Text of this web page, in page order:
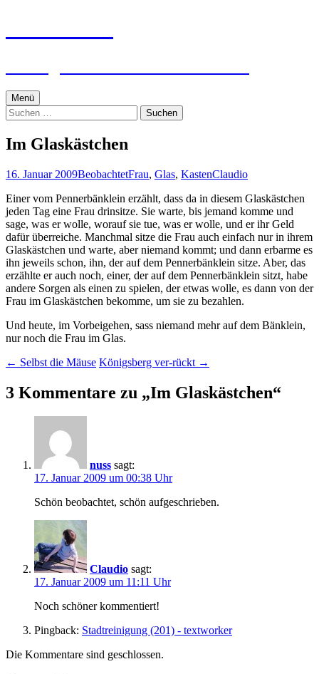
Menü
Suchen
nach:
Im Glaskästchen
16. Januar 2009BeobachtetFrau, Glas, KastenClaudio
Einer vom Pennerbänklein erzählt, dass da in diesem Glaskästchen
jeden Tag eine Frau drinsitze. Sie warte, bis jemand komme und
sage, was er wolle, worauf sie tue, was er wolle, und er ihr Geld
dafür überreiche. Manchmal sitze die Frau auch einfach nur in ihrem
Glaskästchen und warte, aber niemand kommt; und dann erbarme es
ihn jeweils schon, ihn, der auf dem Pennerbänklein sitze. Aber, das
erzählte er auch noch, einer, der auf dem Pennerbänklein sitzt, habe
andere Sorgen als einen zu spielen, der etwas wolle, es dann von der
Frau im Glaskästchen bekomme, um sie zu bezahlen.
Und heute, im Vorbeigehen, sass niemand mehr auf dem Bänklein,
nur noch die Frau im Glas.
Beitragsnavigation
← Selbst die Mäuse Königsberg ver-rückt →
3 Kommentare zu „Im Glaskästchen“
nuss sagt:
17. Januar 2009 um 00:38 Uhr
Schön beobachtet, schön aufgeschrieben.
Claudio sagt:
17. Januar 2009 um 11:11 Uhr
Noch schöner kommentiert!
Pingback: Stadtreinigung (201) - textworker
Die Kommentare sind geschlossen.